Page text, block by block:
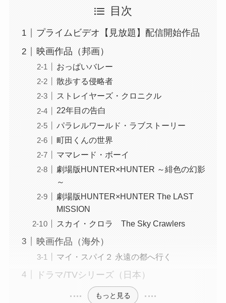
目次
プライムビデオ【見放題】配信開始作品
映画作品（邦画）
おっぱいバレー
散歩する侵略者
ストレイヤーズ・クロニクル
22年目の告白
パラレルワールド・ラブストーリー
町田くんの世界
ママレード・ボーイ
劇場版HUNTER×HUNTER ～緋色の幻影
～
劇場版HUNTER×HUNTER The LAST
MISSION
スカイ・クロラ The Sky Crawlers
映画作品（海外）
マイ・スパイ２ 永遠の都へ行く
ドラマ/TVシリーズ（日本）
もっと見る